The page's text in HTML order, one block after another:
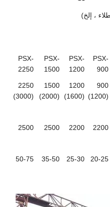
PSX-
900
PSX-
1200
PSX-
1500
PSX-
2250
900
1200
1500
2250
2200
2200
2500
2500
20-25
25-30
35-50
50-75